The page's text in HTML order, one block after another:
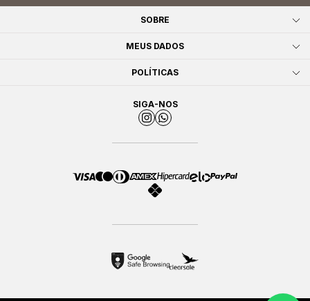
SOBRE
MEUS DADOS
POLÍTICAS
SIGA-NOS